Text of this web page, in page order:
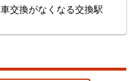
車交換がなくなる交換駅